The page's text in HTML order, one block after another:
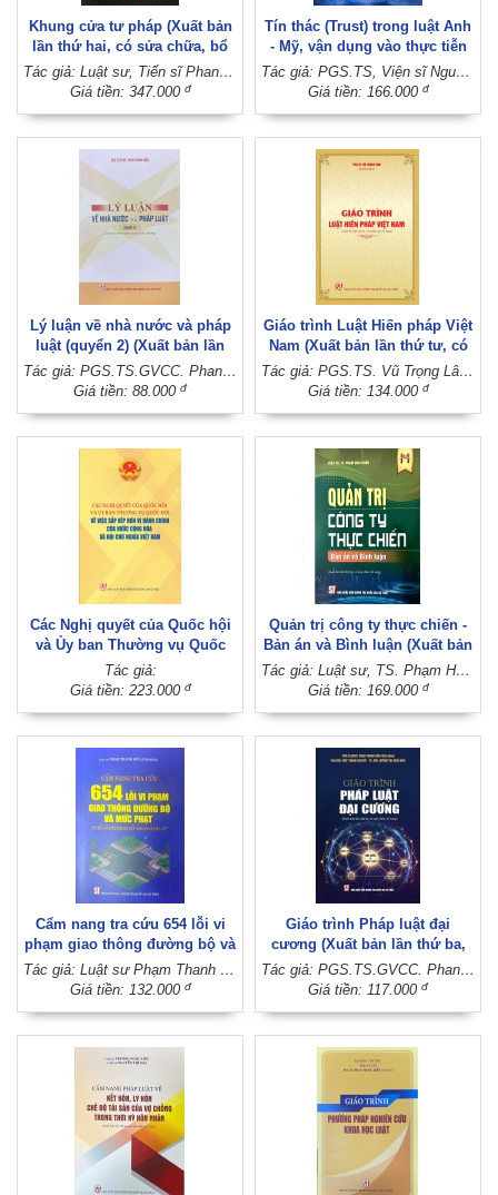
Khung cửa tư pháp (Xuất bản
lần thứ hai, có sửa chữa, bổ
sung)
Tác giả: Luật sư, Tiến sĩ Phan Trung Hoài
Giá tiền: 347.000 đ
Tín thác (Trust) trong luật Anh
- Mỹ, vận dụng vào thực tiễn
Việt Nam
Tác giả: PGS.TS, Viện sĩ Nguyễn Ngọc Điện
Giá tiền: 166.000 đ
Lý luận về nhà nước và pháp
luật (quyển 2) (Xuất bản lần
thứ năm, có sửa chữa, bổ
sung)
Tác giả: PGS.TS.GVCC. Phan Trung Hiền
Giá tiền: 88.000 đ
Giáo trình Luật Hiến pháp Việt
Nam (Xuất bản lần thứ tư, có
chỉnh sửa, bổ sung)
Tác giả: PGS.TS. Vũ Trọng Lâm (Chủ biên)
Giá tiền: 134.000 đ
Các Nghị quyết của Quốc hội
và Ủy ban Thường vụ Quốc
hội về việc sắp xếp đơn vị
hành chính của nước Cộng
Tác giả:
Giá tiền: 223.000 đ
Quản trị công ty thực chiến -
Bản án và Bình luận (Xuất bản
lần thứ hai, có sửa chữa, bổ
sung)
Tác giả: Luật sư, TS. Phạm Hoài Huấn
Giá tiền: 169.000 đ
Cẩm nang tra cứu 654 lỗi vi
phạm giao thông đường bộ và
mức phạt theo Nghị định số
168/2024/NĐ-CP
Tác giả: Luật sư Phạm Thanh Hữu (Chủ biên)
Giá tiền: 132.000 đ
Giáo trình Pháp luật đại
cương (Xuất bản lần thứ ba,
có sửa chữa, bổ sung)
Tác giả: PGS.TS.GVCC. Phan Trung Hiền (Chủ biên); ThS.GVC. Diệp Thành Nguyên; TS.GVC. Huỳnh Thị Sinh Hiền
Giá tiền: 117.000 đ